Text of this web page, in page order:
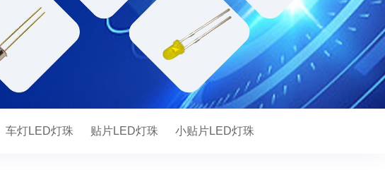
车灯LED灯珠 贴片LED灯珠 小贴片LED灯珠